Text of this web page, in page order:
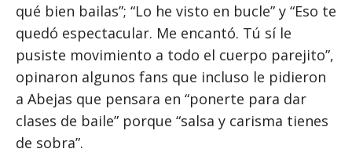
qué bien bailas”; “Lo he visto en bucle” y “Eso te
quedó espectacular. Me encantó. Tú sí le
pusiste movimiento a todo el cuerpo parejito”,
opinaron algunos fans que incluso le pidieron
a Abejas que pensara en “ponerte para dar
clases de baile” porque “salsa y carisma tienes
de sobra”.